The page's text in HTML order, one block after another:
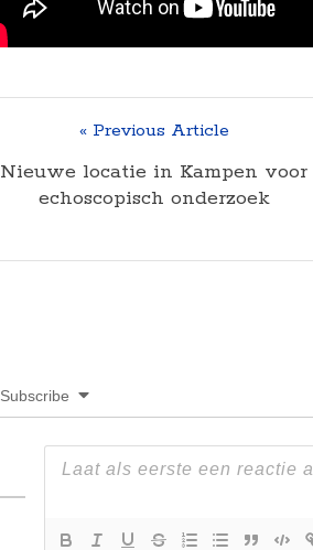
« Previous Article
Nieuwe locatie in Kampen voor
echoscopisch onderzoek
Subscribe